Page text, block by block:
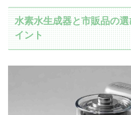
水素水生成器と市販品の
イント